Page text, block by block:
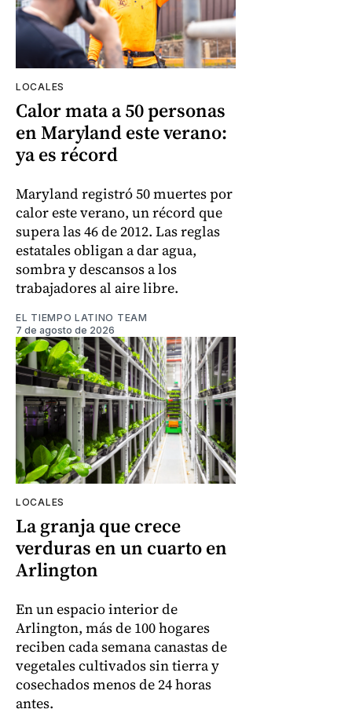
LOCALES
Calor mata a 50 personas
en Maryland este verano:
ya es récord
Maryland registró 50 muertes por
calor este verano, un récord que
supera las 46 de 2012. Las reglas
estatales obligan a dar agua,
sombra y descansos a los
trabajadores al aire libre.
EL TIEMPO LATINO TEAM
7 de agosto de 2026
LOCALES
La granja que crece
verduras en un cuarto en
Arlington
En un espacio interior de
Arlington, más de 100 hogares
reciben cada semana canastas de
vegetales cultivados sin tierra y
cosechados menos de 24 horas
antes.